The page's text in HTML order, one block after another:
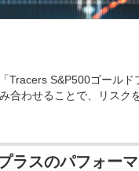
Tracers S&P500ゴールド
合わせることで、リス
ラスのパフォー